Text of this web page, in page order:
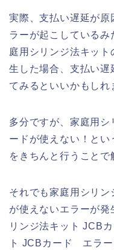
実際、支払い遅延が
ラーが起こしている
庭用シリンジ法キッ
生した場合、支払い遅
てみるといいかもしれ
多分ですが、家庭用
ードが使えない！と
をきちんと行うことで
それでも家庭用シリ
が使えないエラーが
リンジ法キット JCB
ト JCBカード エラー